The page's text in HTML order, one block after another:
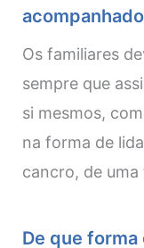
Os familiares
sempre que
si mesmos,
na forma de
cancro, de
De que